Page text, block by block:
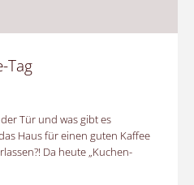
Tag
Tür und was gibt es
Haus für einen guten Kaffee
Da heute „Kuchen-